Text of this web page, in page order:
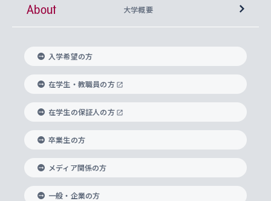
総合人間科学部
経済学部
外国語学部
総合グローバル学部
国際教養学部
基盤教育センター
キリスト教人間学
身体知
思考と表現
データサイエンス
上智大学の語学教育
言語教育研究センター
上智大学のグローバル教育
グローバル教育センター
上智大学で学ぶ
海外で学ぶ
学びのサポート
大学院
神学研究科
助産学専攻科
生涯学習
中世思想研究所
国際言語情報研究所
グローバル・コンサーン研究所
比較文化研究所
ヨーロッパ研究所
産官学連携
知的財産
研究支援制度
重点領域研究・自由課題研究
研究活動に関する法令・研究費の使用について
課外活動
課外教育プログラム
ボランティア活動
グローバルな学びのコミュニティ
学生の相談窓口
心身の健康相談
ハラスメント防止の取り組み
障がいのある学生への支援
キャリア形成サポート
キャリア形成支援プログラム
住まいのサポート
上智大学で取得できる学位
入れの方針）
科目等履修生
研究生・外国人特別研究生・国費留学生
交換留学生(海外大学から上智大学で学ぶ)
ノンディグリー生
About 大学概要
理事長・学長メッセージ
学長・副学長紹介
上智大学の精神
上智大学の理念
上智大学の沿革
ソフィア・アーカイブズ
グローバルエンゲージメント
上智大学を訪れた世界の知性
上智大学公式ソーシャルメディア
学校法人上智学院について
入学希望の方
在学生・教職員の方
在学生の保証人の方
卒業生の方
メディア関係の方
一般・企業の方